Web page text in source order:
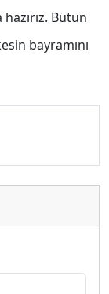
Bütün
bayramını